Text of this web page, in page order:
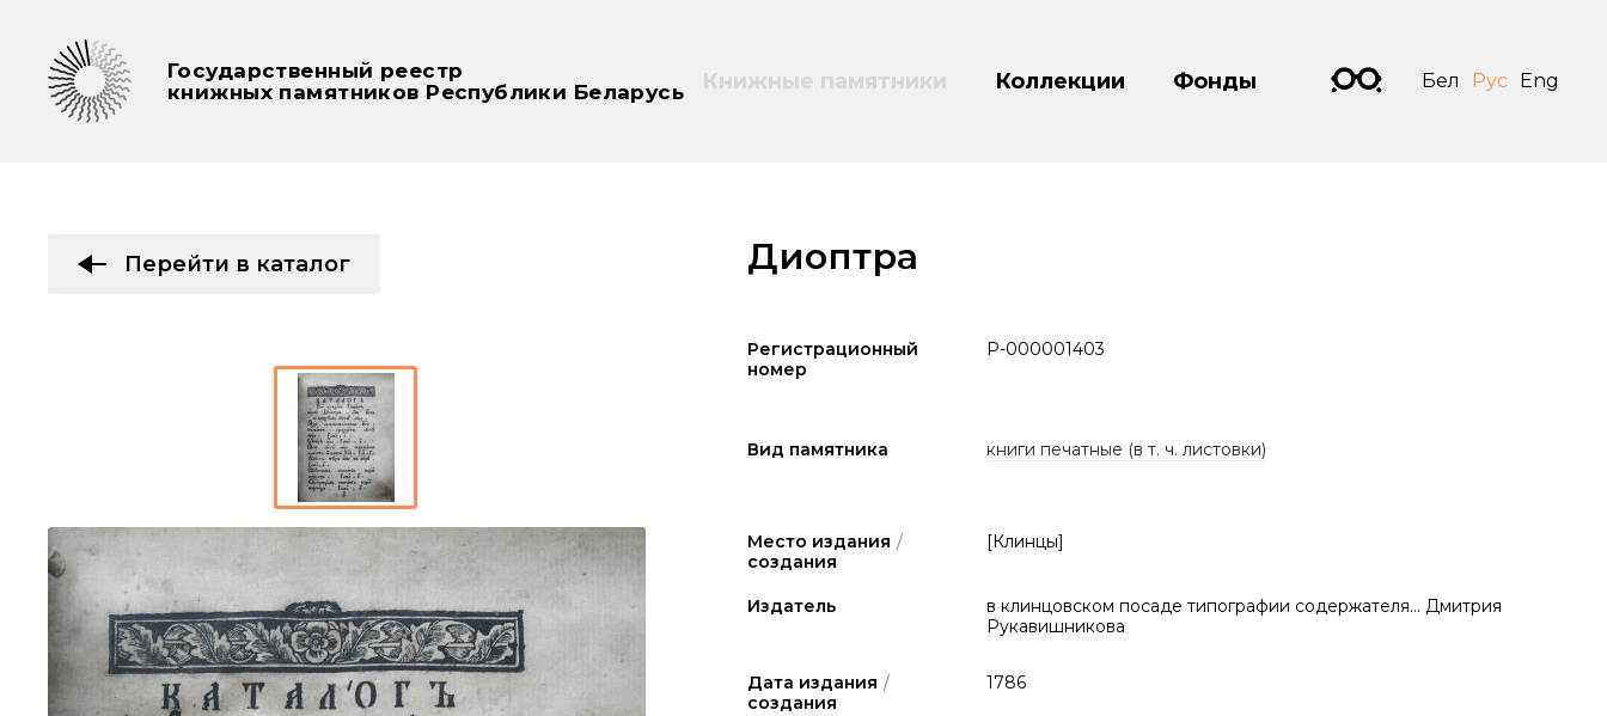
Государственный реестр
книжных памятников Республики Беларусь
Книжные памятники Коллекции Фонды Бел Рус Eng
Перейти в каталог Диоптра
Регистрационный
номер
P-000001403
Вид памятника книги печатные (в т. ч. листовки)
Место издания /
создания
[Клинцы]
Издатель
в клинцовском посаде типографии содержателя... Дмитрия
Рукавишникова
Дата издания /
создания
1786